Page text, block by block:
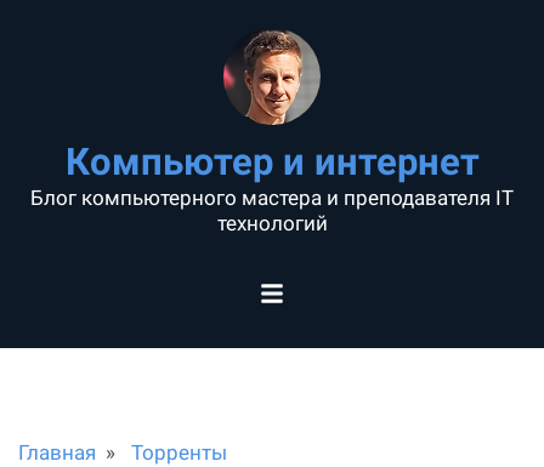
Компьютер и интернет
Блог компьютерного мастера и преподавателя IT
технологий
Главная Торренты